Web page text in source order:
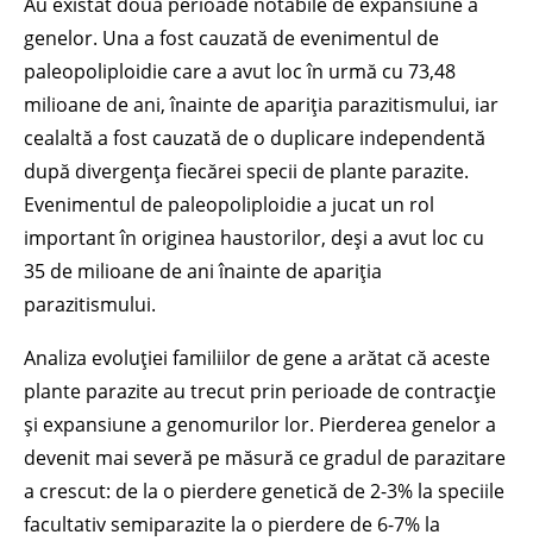
genelor. Una a fost cauzată de evenimentul de
paleopoliploidie care a avut loc în urmă cu 73,48
milioane de ani, înainte de apariția parazitismului, iar
cealaltă a fost cauzată de o duplicare independentă
după divergența fiecărei specii de plante parazite.
Evenimentul de paleopoliploidie a jucat un rol
important în originea haustorilor, deși a avut loc cu
35 de milioane de ani înainte de apariția
parazitismului.
Analiza evoluției familiilor de gene a arătat că aceste
plante parazite au trecut prin perioade de contracție
și expansiune a genomurilor lor. Pierderea genelor a
devenit mai severă pe măsură ce gradul de parazitare
a crescut: de la o pierdere genetică de 2-3% la speciile
facultativ semiparazite la o pierdere de 6-7% la